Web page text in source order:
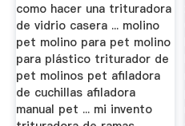
como hacer una trituradora
de vidrio casera ... molino
pet molino para pet molino
para plástico triturador de
pet molinos pet afiladora
de cuchillas afiladora
manual pet ... mi invento